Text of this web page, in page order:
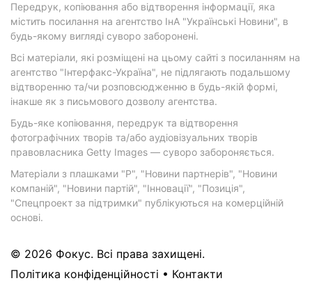
Передрук, копіювання або відтворення інформації, яка
містить посилання на агентство ІнА "Українські Новини", в
будь-якому вигляді суворо заборонені.
Всі матеріали, які розміщені на цьому сайті з посиланням на
агентство "Інтерфакс-Україна", не підлягають подальшому
відтворенню та/чи розповсюдженню в будь-якій формі,
інакше як з письмового дозволу агентства.
Будь-яке копіювання, передрук та відтворення
фотографічних творів та/або аудіовізуальних творів
правовласника Getty Images — суворо забороняється.
Матеріали з плашками "Р", "Новини партнерів", "Новини
компаній", "Новини партій", "Інновації", "Позиція",
"Спецпроект за підтримки" публікуються на комерційній
основі.
© 2026 Фокус. Всі права захищені.
Політика конфіденційності • Контакти